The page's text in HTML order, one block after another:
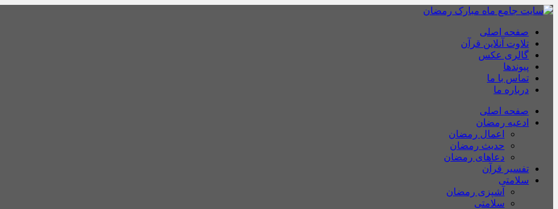
صفحه اصلی
تلاوت آنلاین قرآن
گالری عکس
پیوندها
تماس با ما
درباره ما
صفحه اصلی
ادعیه رمضان
اعمال رمضان
حدیث رمضان
دعاهای رمضان
تفسیر قرآن
سلامتی
آشپزی رمضان
سلامتی